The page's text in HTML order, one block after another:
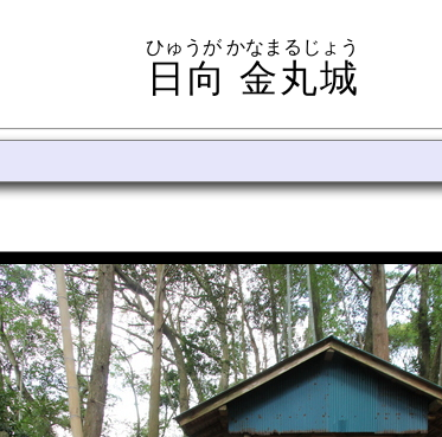
日向 金丸城
ひゅうが かなまるじょう